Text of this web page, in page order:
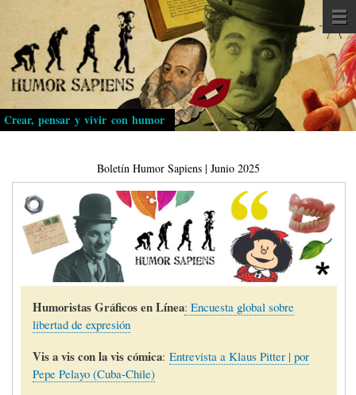
Pasar
al
contenido
principal
Crear, pensar y vivir con humor
Boletín Humor Sapiens | Junio 2025
Humoristas Gráficos en Línea: Encuesta global sobre
libertad de expresión
Vis a vis con la vis cómica: Entrevista a Klaus Pitter | por
Pepe Pelayo (Cuba-Chile)